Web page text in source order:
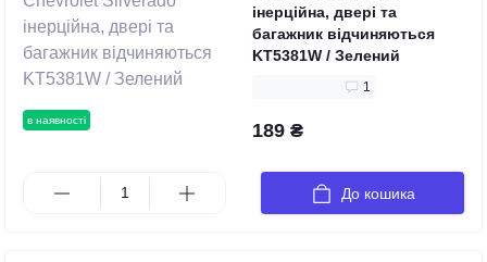
в наявності
інерційна, двері та
багажник відчиняються
KT5381W / Зелений
1
189 ₴
До кошика